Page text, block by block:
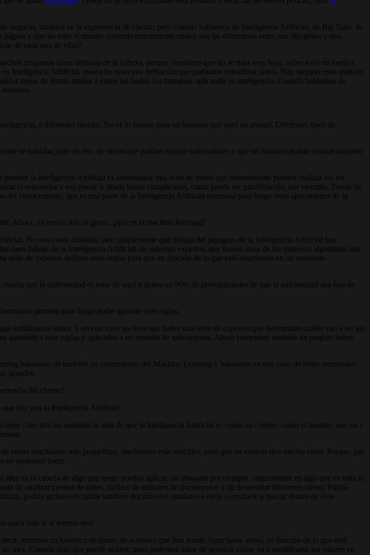
negocio, también en la experiencia de cliente, pero cuando hablamos de Inteligencia Artificial, de Big Data, de
y que no todo el mundo entiende exactamente cuáles son las diferencias entre una disciplina y otra.
de cada una de ellas?
tengamos ideas distintas en la cabeza, porque considero que no se trata muy bien, sobre todo en medios
Inteligencia Artificial, nunca he visto una definición que podamos considerar única. Hay siempre esos matices,
tareas de forma similar a como las harían los humanos aplicando su inteligencia. Cuando hablamos de
a diferentes niveles. No es lo mismo para un humano que para un animal. Diferentes tipos de
se hablaba justo de eso, de tareas que podían realizar ordenadores y que un humano podría realizar también
la Inteligencia Artificial es automatizar una serie de tareas que normalmente pueden realizar los los
el ordenador y eso puede ir desde tareas complicadas, como puede ser planificación, por ejemplo. Tareas de
conocimiento, que es una parte de la Inteligencia Artificial necesaria para luego otras aplicaciones de la
Ahora, ya yendo más al grano, ¿qué es el machine learning?
No son cosas distintas, sino simplemente que debajo del paraguas de la Inteligencia Artificial hay
caen debajo de la Inteligencia Artificial, de sistemas expertos, que fueron unos de los primeros algoritmos que
de expertos definen unas reglas para que en función de lo que esté ocurriendo en un momento
que la enfermedad es estar de aquí o tienes un 90% de probabilidades de que la enfermedad sea ésta de
primero para luego poder generar esas reglas.
antes. Y en este caso no tiene que haber una serie de expertos que determinen cuáles van a ser las
automática esas reglas y aplicarlas a un montón de aplicaciones. Ahora comentaré también un poquito sobre
hablamos de también un subconjunto del Machine Learning y hablamos en este caso de redes neuronales
grandes.
del cliente?
que hay con la Inteligencia Artificial.
colectivo ha quedado la idea de que la Inteligencia Artificial es como un cerebro como el nuestro, que va a
muchísimo más pequeñitas, muchísimo más sencillas, pero que en esencia dan mucho valor. Porque, por
podemos hacer.
en la cabeza de algo que luego puedas aplicar, un abogado por ejemplo, seguramente es algo que en toda tu
de analizar cientos de miles, incluso de millones de documentos y de desarrollar diferentes tareas. Podría
podría incluso encontrar también documentos similares a otros o ayudarte a buscar dentro de esos
poco más al al terreno real.
tenemos un histórico de datos, de acciones que han tenido lugar hasta ahora, en función de lo que está
mes. Cuando digo que puede ocurrir, pues podemos tratar de predecir cómo va a modificarse los valores en